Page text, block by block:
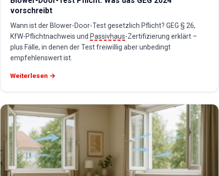
vorschreibt
Wann ist der Blower-Door-Test gesetzlich Pflicht? GEG § 26,
KfW-Pflichtnachweis und Passivhaus-Zertifizierung erklärt –
plus Fälle, in denen der Test freiwillig aber unbedingt
empfehlenswert ist.
Weiterlesen →